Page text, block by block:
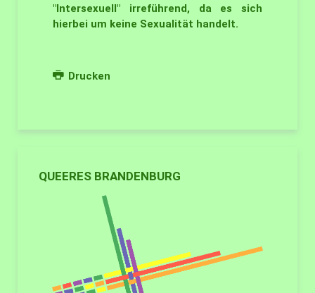
"Intersexuell" irreführend, da es sich
hierbei um keine Sexualität handelt.
Drucken
QUEERES BRANDENBURG